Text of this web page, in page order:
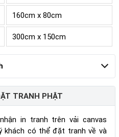
160cm x 80cm
300cm x 150cm
TRANH PHẬT
in tranh trên vải canvas
khách có thể đặt tranh về và